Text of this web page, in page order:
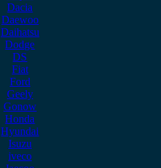
Dacia
Daewoo
Daihatsu
Dodge
DS
Fiat
Ford
Geely
Gonow
Honda
Hyundai
Isuzu
iveco